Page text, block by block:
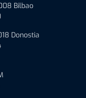
Bilbao
Donostia